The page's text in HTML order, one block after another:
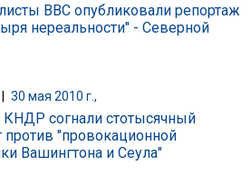
BBC опубликовали репортаж
нереальности" - Северной
30 мая 2010 г.,
КНДР согнали стотысячный
против "провокационной
Вашингтона и Сеула"